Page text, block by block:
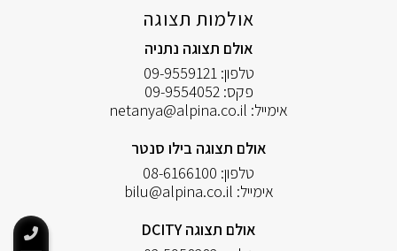
אולמות תצוגה
אולם תצוגה נתניה
טלפון:09-9559121
פקס:09-9554052
אימייל: netanya@alpina.co.il
אולם תצוגה בילו סנטר
טלפון: 08-6166100
אימייל: bilu@alpina.co.il
אולם תצוגה DCITY